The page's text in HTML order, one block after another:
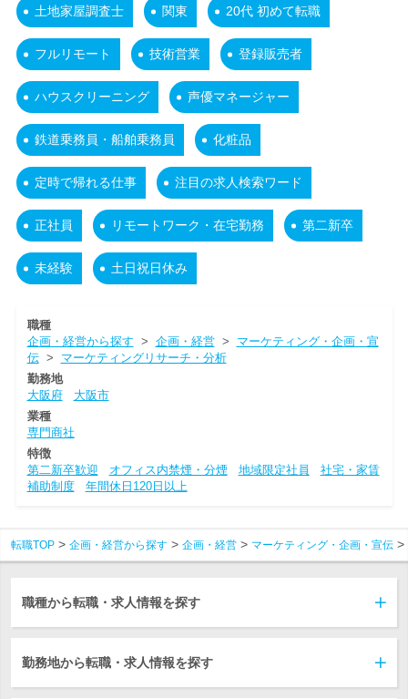
土地家屋調査士 関東 20代 初めて転職
フルリモート 技術営業 登録販売者
ハウスクリーニング 声優マネージャー
鉄道乗務員・船舶乗務員 化粧品
定時で帰れる仕事 注目の求人検索ワード
正社員 リモートワーク・在宅勤務 第二新卒
未経験 土日祝日休み
職種
企画・経営から探す > 企画・経営> マーケティング・企画・宣
伝> マーケティングリサーチ・分析
勤務地
大阪府
大阪市
業種
専門商社
特徴
第二新卒歓迎
オフィス内禁煙・分煙 地域限定社員
社宅・家賃
補助制度
年間休日120日以上
転職TOP 企画・経営から探す 企画・経営 マーケティング・企画・宣伝
職種から転職・求人情報を探す
勤務地から転職・求人情報を探す